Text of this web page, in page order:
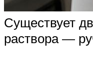
Существует
раствора —